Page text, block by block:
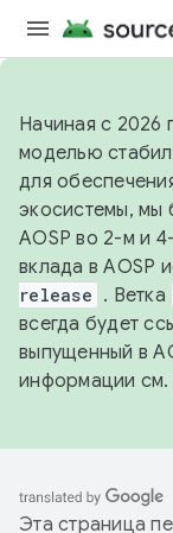
Начиная с 2026
моделью
для
экосистемы, мы
AOSP во 2-м и
вклада в AOSP
release . Ветка
всегда будет
выпущенный в
информации см.
Эта страница